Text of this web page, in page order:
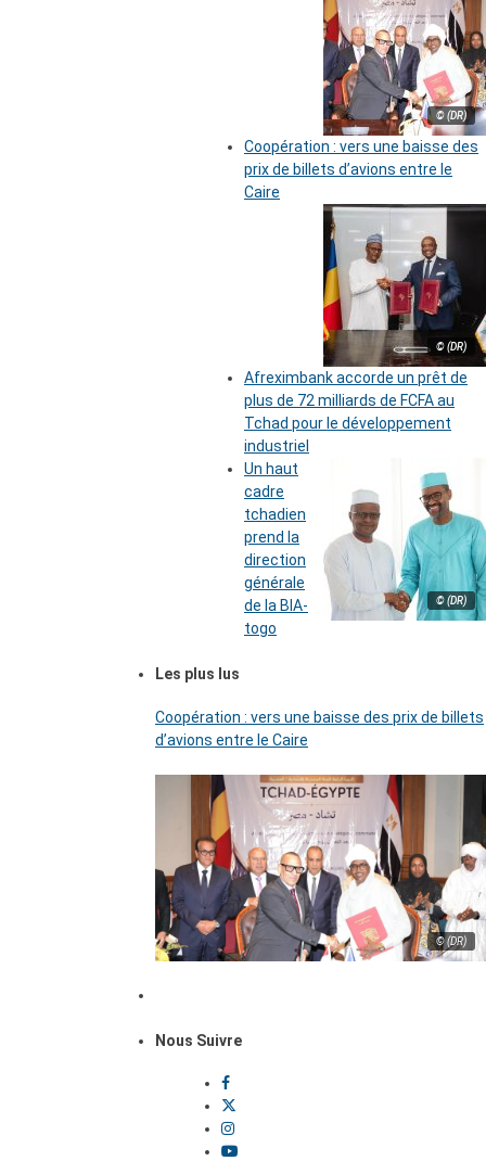
© (DR)
Coopération : vers une baisse des
prix de billets d’avions entre le
Caire
© (DR)
Afreximbank accorde un prêt de
plus de 72 milliards de FCFA au
Tchad pour le développement
industriel
© (DR)
Un haut
cadre
tchadien
prend la
direction
générale
de la BIA-
togo
Les plus lus
Coopération : vers une baisse des prix de billets
d’avions entre le Caire
© (DR)
Nous Suivre